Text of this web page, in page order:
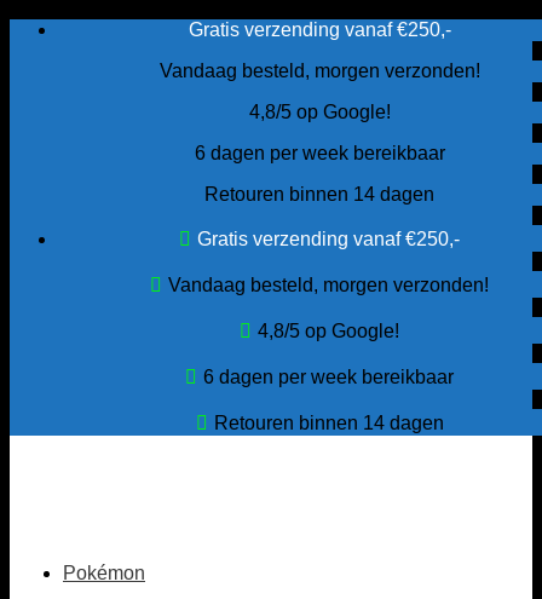
Gratis verzending vanaf €250,-
Vandaag besteld, morgen verzonden!
4,8/5 op Google!
6 dagen per week bereikbaar
Retouren binnen 14 dagen
Gratis verzending vanaf €250,-
Vandaag besteld, morgen verzonden!
4,8/5 op Google!
6 dagen per week bereikbaar
Retouren binnen 14 dagen
Pokémon